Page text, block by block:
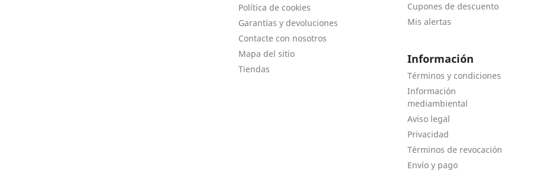
Política de cookies
Garantías y devoluciones
Contacte con nosotros
Mapa del sitio
Tiendas
Cupones de descuento
Mis alertas
Información
Términos y condiciones
Información
mediambiental
Aviso legal
Privacidad
Términos de revocación
Envío y pago